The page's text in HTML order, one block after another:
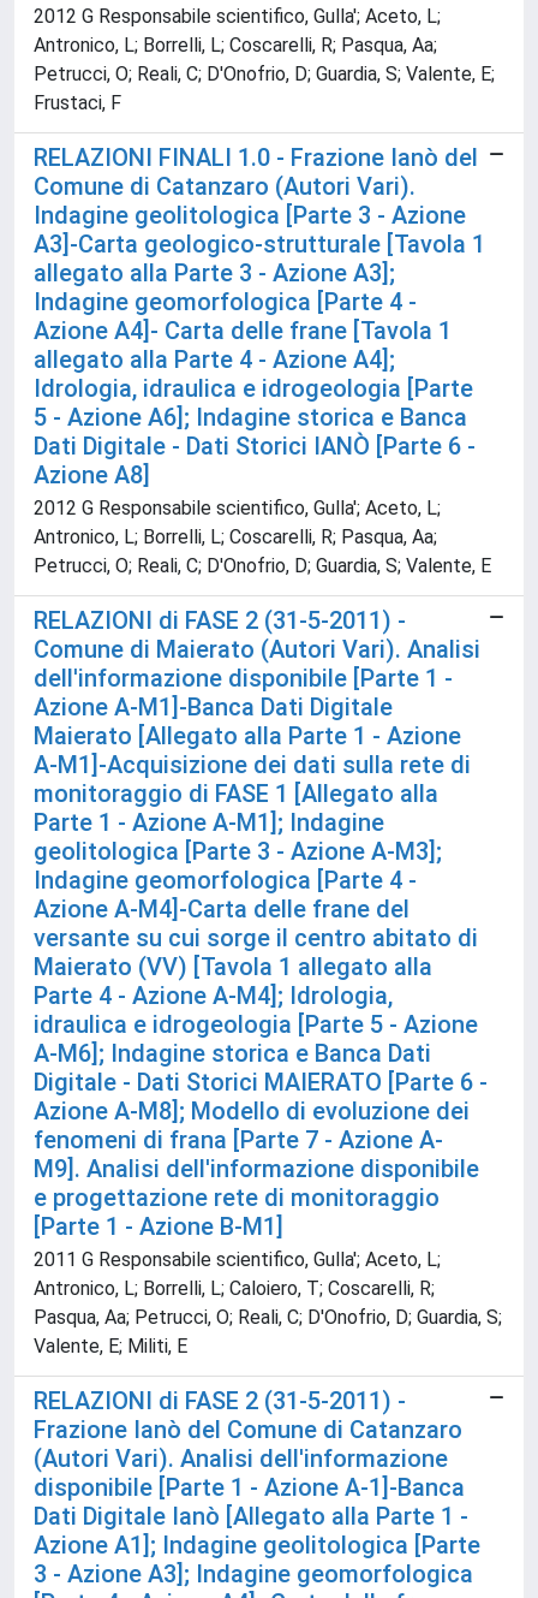
2012 G Responsabile scientifico, Gulla'; Aceto, L;
Antronico, L; Borrelli, L; Coscarelli, R; Pasqua, Aa;
Petrucci, O; Reali, C; D'Onofrio, D; Guardia, S; Valente, E;
Frustaci, F
RELAZIONI FINALI 1.0 - Frazione Ianò del
Comune di Catanzaro (Autori Vari).
Indagine geolitologica [Parte 3 - Azione
A3]-Carta geologico-strutturale [Tavola 1
allegato alla Parte 3 - Azione A3];
Indagine geomorfologica [Parte 4 -
Azione A4]- Carta delle frane [Tavola 1
allegato alla Parte 4 - Azione A4];
Idrologia, idraulica e idrogeologia [Parte
5 - Azione A6]; Indagine storica e Banca
Dati Digitale - Dati Storici IANÒ [Parte 6 -
Azione A8]
2012 G Responsabile scientifico, Gulla'; Aceto, L;
Antronico, L; Borrelli, L; Coscarelli, R; Pasqua, Aa;
Petrucci, O; Reali, C; D'Onofrio, D; Guardia, S; Valente, E
RELAZIONI di FASE 2 (31-5-2011) -
Comune di Maierato (Autori Vari). Analisi
dell'informazione disponibile [Parte 1 -
Azione A-M1]-Banca Dati Digitale
Maierato [Allegato alla Parte 1 - Azione
A-M1]-Acquisizione dei dati sulla rete di
monitoraggio di FASE 1 [Allegato alla
Parte 1 - Azione A-M1]; Indagine
geolitologica [Parte 3 - Azione A-M3];
Indagine geomorfologica [Parte 4 -
Azione A-M4]-Carta delle frane del
versante su cui sorge il centro abitato di
Maierato (VV) [Tavola 1 allegato alla
Parte 4 - Azione A-M4]; Idrologia,
idraulica e idrogeologia [Parte 5 - Azione
A-M6]; Indagine storica e Banca Dati
Digitale - Dati Storici MAIERATO [Parte 6 -
Azione A-M8]; Modello di evoluzione dei
fenomeni di frana [Parte 7 - Azione A-
M9]. Analisi dell'informazione disponibile
e progettazione rete di monitoraggio
[Parte 1 - Azione B-M1]
2011 G Responsabile scientifico, Gulla'; Aceto, L;
Antronico, L; Borrelli, L; Caloiero, T; Coscarelli, R;
Pasqua, Aa; Petrucci, O; Reali, C; D'Onofrio, D; Guardia, S;
Valente, E; Militi, E
RELAZIONI di FASE 2 (31-5-2011) -
Frazione Ianò del Comune di Catanzaro
(Autori Vari). Analisi dell'informazione
disponibile [Parte 1 - Azione A-1]-Banca
Dati Digitale Ianò [Allegato alla Parte 1 -
Azione A1]; Indagine geolitologica [Parte
3 - Azione A3]; Indagine geomorfologica